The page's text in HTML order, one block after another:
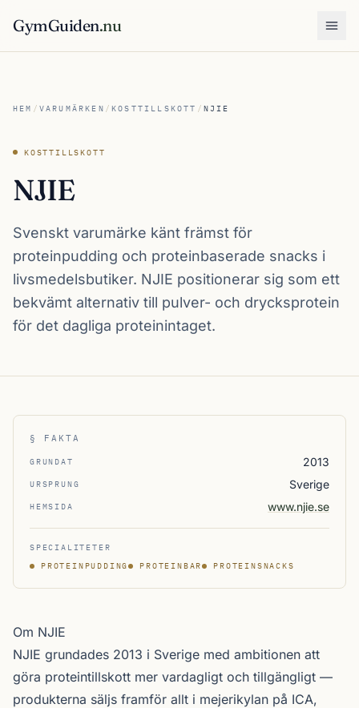
GymGuiden.nu
HEM / VARUMÄRKEN /KOSTTILLSKOTT / NJIE
KOSTTILLSKOTT
NJIE
Svenskt varumärke känt främst för
proteinpudding och proteinbaserade snacks i
livsmedelsbutiker. NJIE positionerar sig som ett
bekvämt alternativ till pulver- och drycksprotein
för det dagliga proteinintaget.
§ FAKTA
GRUNDAT 2013
URSPRUNG Sverige
HEMSIDA www.njie.se
SPECIALITETER
PROTEINPUDDING
PROTEINBAR PROTEINSNACKS
Om NJIE
NJIE grundades 2013 i Sverige med ambitionen att
göra protein­tillskott mer vardagligt och tillgängligt —
produkterna säljs framför allt i mejerikylan på ICA,